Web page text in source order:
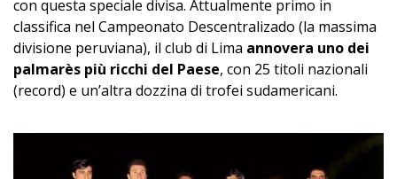
con questa speciale divisa. Attualmente primo in
classifica nel Campeonato Descentralizado (la massima
divisione peruviana), il club di Lima annovera uno dei
palmarès più ricchi del Paese, con 25 titoli nazionali
(record) e un’altra dozzina di trofei sudamericani.